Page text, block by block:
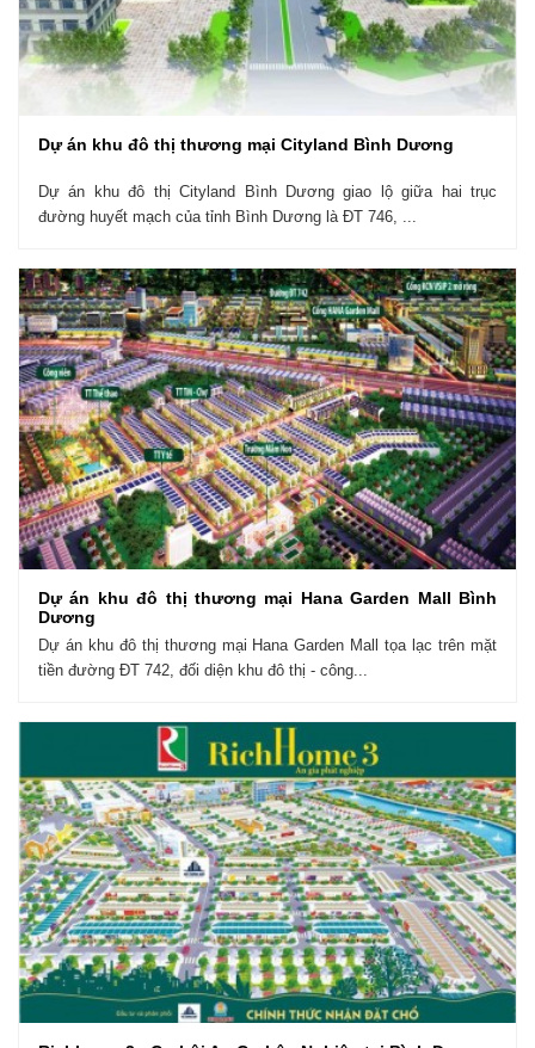
Dự án khu đô thị thương mại Cityland Bình Dương
Dự án khu đô thị Cityland Bình Dương giao lộ giữa hai trục
đường huyết mạch của tỉnh Bình Dương là ĐT 746, ...
Dự án khu đô thị thương mại Hana Garden Mall Bình
Dương
Dự án khu đô thị thương mại Hana Garden Mall tọa lạc trên mặt
tiền đường ĐT 742, đối diện khu đô thị - công...